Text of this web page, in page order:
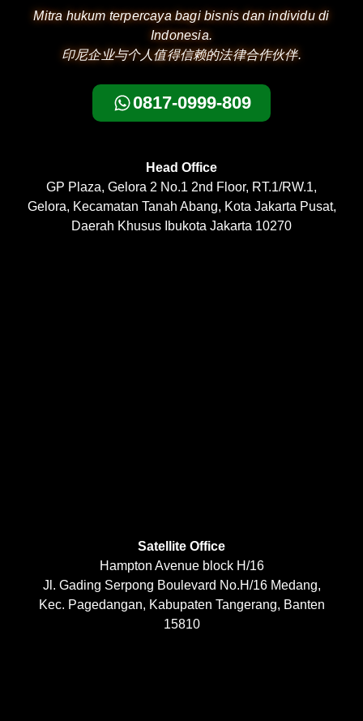
Mitra hukum terpercaya bagi bisnis dan individu di
Indonesia.
印尼企业与个人值得信赖的法律合作伙伴.
0817-0999-809
Head Office
GP Plaza, Gelora 2 No.1 2nd Floor, RT.1/RW.1,
Gelora, Kecamatan Tanah Abang, Kota Jakarta Pusat,
Daerah Khusus Ibukota Jakarta 10270
Satellite Office
Hampton Avenue block H/16
Jl. Gading Serpong Boulevard No.H/16 Medang,
Kec. Pagedangan, Kabupaten Tangerang, Banten
15810